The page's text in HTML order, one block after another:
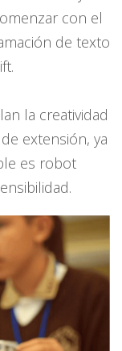
con el
de texto
la creatividad
extensión, ya
es robot